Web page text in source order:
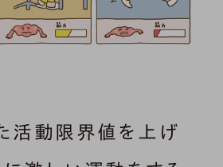
活動限界値を上げ